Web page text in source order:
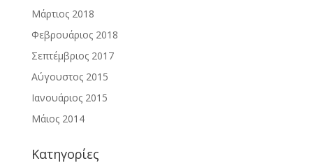
Μάρτιος 2018
Φεβρουάριος 2018
Σεπτέμβριος 2017
Αύγουστος 2015
Ιανουάριος 2015
Μάιος 2014
Kατηγορίες